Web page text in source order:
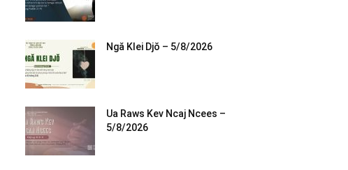
Ngă Klei Djŏ – 5/8/2026
Ua Raws Kev Ncaj Ncees –
5/8/2026